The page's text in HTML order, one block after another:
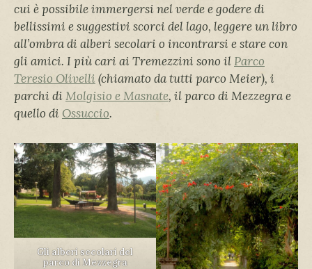
cui è possibile immergersi nel verde e godere di
bellissimi e suggestivi scorci del lago, leggere un libro
all’ombra di alberi secolari o incontrarsi e stare con
gli amici. I più cari ai Tremezzini sono il Parco
Teresio Olivelli (chiamato da tutti parco Meier), i
parchi di Molgisio e Masnate, il parco di Mezzegra e
quello di Ossuccio.
Gli alberi secolari del
parco di Mezzegra